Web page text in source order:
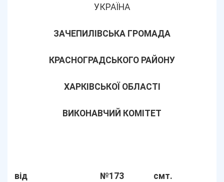
УКРАЇНА
ЗАЧЕПИЛІВСЬКА ГРОМАДА
КРАСНОГРАДСЬКОГО РАЙОНУ
ХАРКІВСЬКОЇ ОБЛАСТІ
ВИКОНАВЧИЙ КОМІТЕТ
від
№173
смт.